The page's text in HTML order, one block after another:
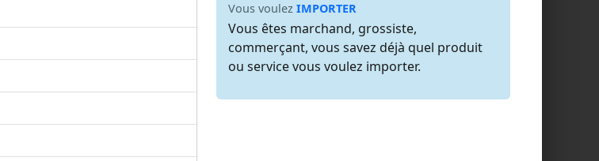
Vous voulez IMPORTER
Vous êtes marchand, grossiste,
commerçant, vous savez déjà quel produit
ou service vous voulez importer.